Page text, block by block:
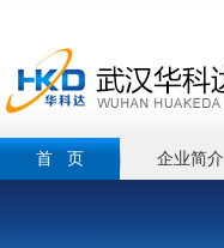
首 页 企业简介